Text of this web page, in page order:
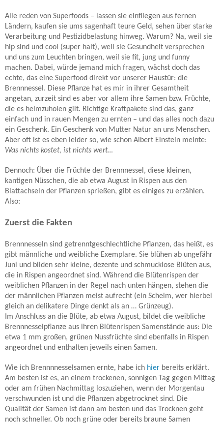
Alle reden von Superfoods – lassen sie einfliegen aus fernen
Ländern, kaufen sie ums sagenhaft teure Geld, sehen über starke
Verarbeitung und Pestizidbelastung hinweg. Warum? Na, weil sie
hip sind und cool (super halt), weil sie Gesundheit versprechen
und uns zum Leuchten bringen, weil sie fit, jung und funny
machen. Dabei, würde jemand mich fragen, wächst doch das
echte, das eine Superfood direkt vor unserer Haustür: die
Brennnessel. Diese Pflanze hat es mir in ihrer Gesamtheit
angetan, zurzeit sind es aber vor allem ihre Samen bzw. Früchte,
die es heimzuholen gilt. Richtige Kraftpakete sind das, ganz
einfach und in rauen Mengen zu ernten – und das alles noch dazu
ein Geschenk. Ein Geschenk von Mutter Natur an uns Menschen.
Aber oft ist es eben leider so, wie schon Albert Einstein meinte:
Was nichts kostet, ist nichts wert…
Dennoch: Über die Früchte der Brennnessel, diese kleinen,
kantigen Nüsschen, die ab etwa August in Rispen aus den
Blattachseln der Pflanzen sprießen, gibt es einiges zu erzählen.
Also:
Zuerst die Fakten
Brennnesseln sind getrenntgeschlechtliche Pflanzen, das heißt, es
gibt männliche und weibliche Exemplare. Sie blühen ab ungefähr
Juni und bilden sehr kleine, dezente und schmucklose Blüten aus,
die in Rispen angeordnet sind. Während die Blütenrispen der
weiblichen Pflanzen in der Regel nach unten hängen, stehen die
der männlichen Pflanzen meist aufrecht (ein Schelm, wer hierbei
gleich an delikatere Dinge denkt als an … Grünzeug).
Im Anschluss an die Blüte, ab etwa August, bildet die weibliche
Brennnesselpflanze aus ihren Blütenrispen Samenstände aus: Die
etwa 1 mm großen, grünen Nussfrüchte sind ebenfalls in Rispen
angeordnet und enthalten jeweils einen Samen.
Wie ich Brennnnesselsamen ernte, habe ich hier bereits erklärt.
Am besten ist es, an einem trockenen, sonnigen Tag gegen Mittag
oder am frühen Nachmittag loszuziehen, wenn der Morgentau
verschwunden ist und die Pflanzen abgetrocknet sind. Die
Qualität der Samen ist dann am besten und das Trocknen geht
noch schneller. Ob noch grüne oder bereits braune Samen